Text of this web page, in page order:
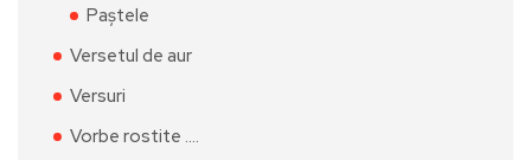
Paștele
Versetul de aur
Versuri
Vorbe rostite ….